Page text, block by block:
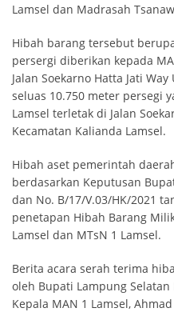
Lamsel dan Madrasah
Hibah barang tersebut
persergi diberikan kepada
Jalan Soekarno Hatta Jati
seluas 10.750 meter persegi
Lamsel terletak di Jalan
Kecamatan Kalianda Lamsel.
Hibah aset pemerintah
berdasarkan Keputusan
dan No. B/17/V.03/HK/2021
penetapan Hibah Barang
Lamsel dan MTsN 1 Lamsel.
Berita acara serah terima
oleh Bupati Lampung
Kepala MAN 1 Lamsel,